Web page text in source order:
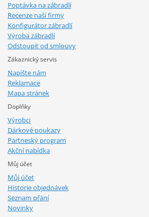
Poptávka na zábradlí
Recenze naší firmy
Konfigurátor zábradlí
Výroba zábradlí
Odstoupit od smlouvy
Zákaznický servis
Napište nám
Reklamace
Mapa stránek
Doplňky
Výrobci
Dárkové poukazy
Partneský program
Akční nabídka
Můj účet
Můj účet
Historie objednávek
Seznam přání
Novinky